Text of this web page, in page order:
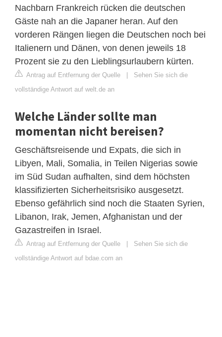
Nachbarn Frankreich rücken die deutschen
Gäste nah an die Japaner heran. Auf den
vorderen Rängen liegen die Deutschen noch bei
Italienern und Dänen, von denen jeweils 18
Prozent sie zu den Lieblingsurlaubern kürten.
Antrag auf Entfernung der Quelle | Sehen Sie sich die
vollständige Antwort auf welt.de an
Welche Länder sollte man
momentan nicht bereisen?
Geschäftsreisende und Expats, die sich in
Libyen, Mali, Somalia, in Teilen Nigerias sowie
im Süd Sudan aufhalten, sind dem höchsten
klassifizierten Sicherheitsrisiko ausgesetzt.
Ebenso gefährlich sind noch die Staaten Syrien,
Libanon, Irak, Jemen, Afghanistan und der
Gazastreifen in Israel.
Antrag auf Entfernung der Quelle | Sehen Sie sich die
vollständige Antwort auf bdae.com an